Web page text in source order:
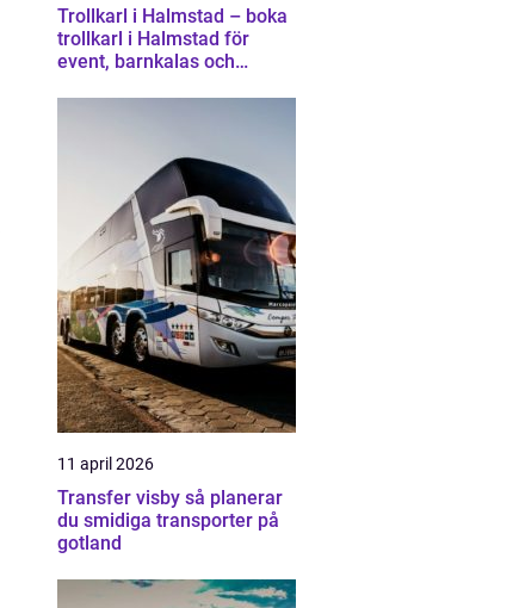
Trollkarl i Halmstad – boka
trollkarl i Halmstad för
event, barnkalas och
11 april 2026
Transfer visby så planerar
du smidiga transporter på
gotland